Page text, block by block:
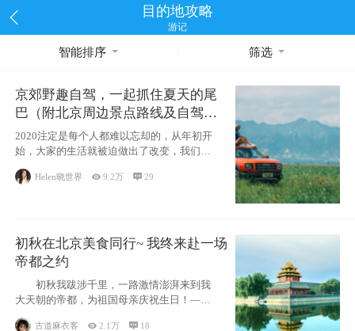
目的地攻略
游记
智能排序 筛选
京郊野趣自驾，一起抓住夏天的尾
巴（附北京周边景点路线及自驾攻
略）
2020注定是每个人都难以忘却的，从年初开
始，大家的生活就被迫做出了改变，我们也
不例外。本来双双辞职是为
Helen晓世界 9.2万 29
初秋在北京美食同行~ 我终来赴一场
帝都之约
初秋我跋涉千里，一路激情澎湃来到我
大天朝的帝都，为祖国母亲庆祝生日！——
古道麻衣客 2.1万  18